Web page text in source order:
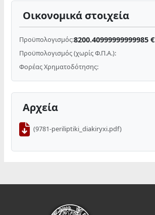
Οικονομικά στοιχεία
Προϋπολογισμός:8200.40999999999985 €
Προϋπολογισμός (χωρίς Φ.Π.Α.):
Φορέας Χρηματοδότησης:
Αρχεία
(9781-periliptiki_diakiryxi.pdf)